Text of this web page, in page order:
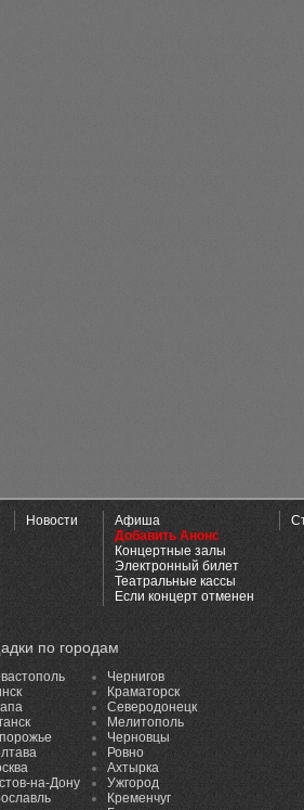
Новости
Афиша
Добавить Анонс
Концертные залы
Электронный билет
Театральные кассы
Если концерт отменен
по городам
на-Дону
Чернигов
Краматорск
Северодонецк
Мелитополь
Черновцы
Ровно
Ахтырка
Ужгород
Кременчуг